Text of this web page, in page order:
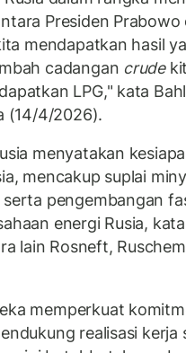
Presiden Prabowo
mendapatkan hasil
cadangan crude
LPG," kata
(14/4/2026).
menyatakan
mencakup suplai
serta pengembangan
energi Rusia,
lain Rosneft,
memperkuat
realisasi kerja